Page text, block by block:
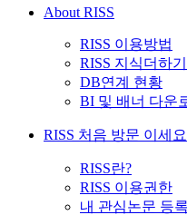
About RISS
RISS 이용방법
RISS 지식더하기
DB연계 현황
BI 및 배너 다운
RISS 처음 방문 이세
RISS란?
RISS 이용권한
내 관심논문 등